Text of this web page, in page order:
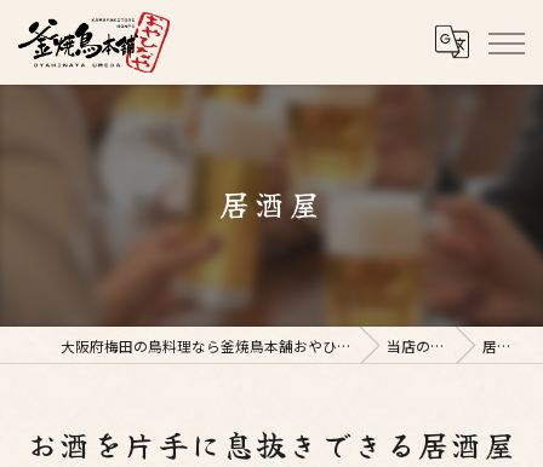
居酒屋
大阪府梅田の鳥料理なら釜焼鳥本舗おやひなや 梅田店 当店の特徴 居酒屋
お酒を片手に息抜きできる居酒屋